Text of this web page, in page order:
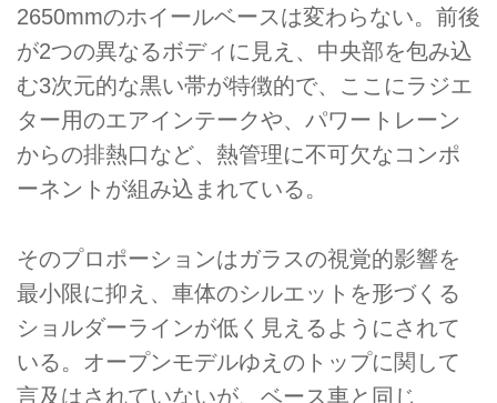
2650mmのホイールベースは変わらない。前後
が2つの異なるボディに見え、中央部を包み込
む3次元的な黒い帯が特徴的で、ここにラジエ
ター用のエアインテークや、パワートレーン
からの排熱口など、熱管理に不可欠なコンポ
ーネントが組み込まれている。
そのプロポーションはガラスの視覚的影響を
最小限に抑え、車体のシルエットを形づくる
ショルダーラインが低く見えるようにされて
いる。オープンモデルゆえのトップに関して
言及はされていないが、ベース車と同じ